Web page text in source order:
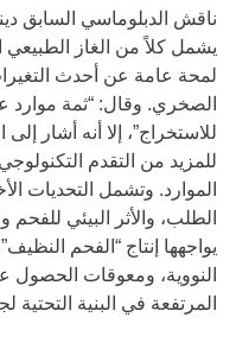
ناقش الدبلوماسي السابق
يشمل كلاً من الغاز
لمحة عامة عن أحدث
الصخري. وقال: “ثمة موارد
للاستخراج”، إلا أنه أشار إلى
للمزيد من التقدم
الموارد. وتشمل التحديات
الطلب، والأثر البيئي للفحم
يواجهها إنتاج “الفحم
النووية، ومعوقات الحصول
المرتفعة في البنية